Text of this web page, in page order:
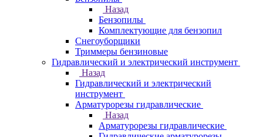
Назад
Бензопилы
Комплектующие для бензопил
Снегоуборщики
Триммеры бензиновые
Гидравлический и электрический инструмент
Назад
Гидравлический и электрический
инструмент
Арматурорезы гидравлические
Назад
Арматурорезы гидравлические